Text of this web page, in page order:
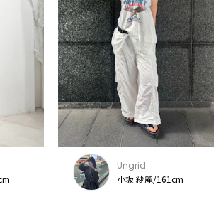
Ungrid
小坂 紗麗/161cm